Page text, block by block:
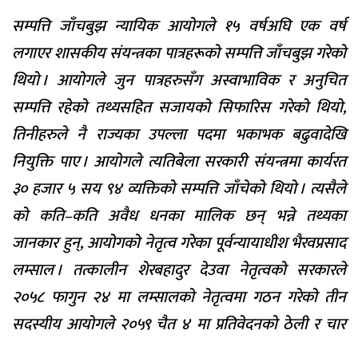
भिडियो
सम्पत्ति जाँचबुझ न्यायिक आयोगले १५ वर्षअघि एक वर्ष
लगाएर शासकीय संयन्त्रका पात्रहरूको सम्पत्ति जाँचबुझ गरेको
थियो । आयोगले जुन पात्रहरुसँग अस्वाभाविक र अनुचित
सम्पत्ति रहेको तथ्यसहित सजायको सिफारिस गरेको थियो,
तिनीहरुले नै राज्यका उपल्ला पदमा भकाभक बढुवादेखि
नियुक्ति पाए । आयोगले त्यतिबेला सरकारी संयन्त्रमा कार्यरत
३० हजार ५ सय ९४ व्यक्तिको सम्पत्ति जाँचेको थियो । त्यसैले
को कति–कति अवैध धनका मालिक छन् भन्ने तथ्यका
जानकार हुन्, आयोगको नेतृत्व गरेका पूर्वन्यायाधीश भैरवप्रसाद
लम्साल । तत्कालीन शेरबहादुर देउवा नेतृत्वको सरकारले
२०५८ फागुन २४ मा लम्सालको नेतृत्वमा गठन गरेको तीन
सदस्यीय आयोगले २०५९ चैत ४ मा प्रतिवेदनको ठेली र चार